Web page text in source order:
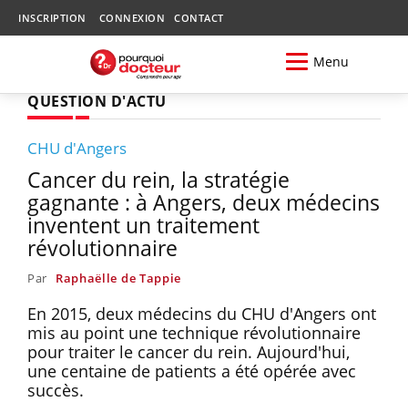
INSCRIPTION CONNEXION CONTACT
Menu
QUESTION D'ACTU
CHU d'Angers
Cancer du rein, la stratégie
gagnante : à Angers, deux médecins
inventent un traitement
révolutionnaire
Par Raphaëlle de Tappie
En 2015, deux médecins du CHU d'Angers ont
mis au point une technique révolutionnaire
pour traiter le cancer du rein. Aujourd'hui,
une centaine de patients a été opérée avec
succès.